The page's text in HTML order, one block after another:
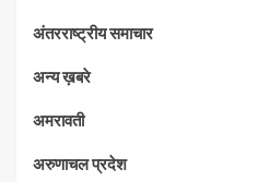
अंतरराष्ट्रीय समाचार
अन्य ख़बरे
अमरावती
अरुणाचल प्रदेश